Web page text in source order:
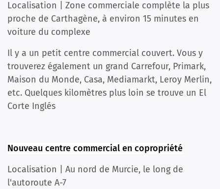
Localisation | Zone commerciale complète la plus
proche de Carthagène, à environ 15 minutes en
voiture du complexe
Il y a un petit centre commercial couvert. Vous y
trouverez également un grand Carrefour, Primark,
Maison du Monde, Casa, Mediamarkt, Leroy Merlin,
etc. Quelques kilomètres plus loin se trouve un El
Corte Inglés
Nouveau centre commercial en copropriété
Localisation | Au nord de Murcie, le long de
l'autoroute A-7